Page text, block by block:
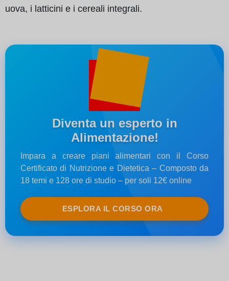
uova, i latticini e i cereali integrali.
Diventa un esperto in
Alimentazione!
Impara a creare piani alimentari con il Corso
Certificato di Nutrizione e Dietetica – Composto da
18 temi e 128 ore di studio – per soli 12€ online
ESPLORA IL CORSO ORA